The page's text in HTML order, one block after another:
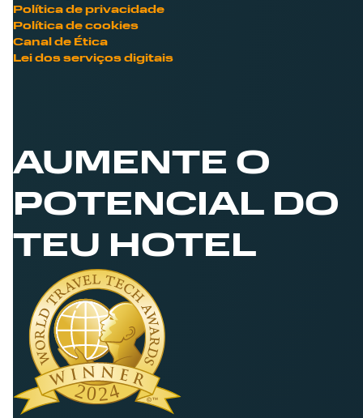
Política de privacidade
Política de cookies
Canal de Ética
Lei dos serviços digitais
AUMENTE O
POTENCIAL DO
TEU HOTEL